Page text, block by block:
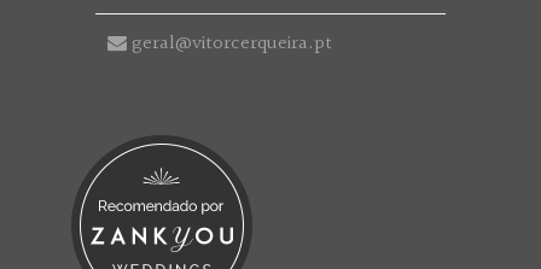
geral@vitorcerqueira.pt